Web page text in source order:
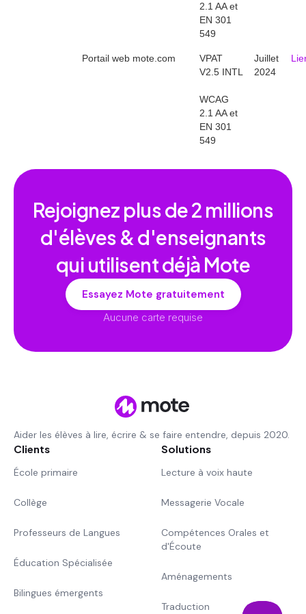
2.1 AA et
EN 301
549
Portail web mote.com
VPAT
V2.5 INTL
WCAG
2.1 AA et
EN 301
549
Juillet
2024
Rejoignez plus de2 millions
d'élèves & d'enseignants
qui utilisent déjà Mote
Essayez Mote gratuitement
Aucune carte requise
Aider les élèves à lire, écrire & se faire entendre, depuis 2020.
Clients
École primaire
Collège
Professeurs de Langues
Éducation Spécialisée
Bilingues émergents
Solutions
Lecture à voix haute
Messagerie Vocale
Compétences Orales et
d'Écoute
Aménagements
Traduction